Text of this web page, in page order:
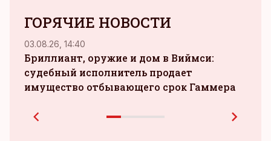
ГОРЯЧИЕ НОВОСТИ
03.08.26, 14:40
Бриллиант, оружие и дом в Виймси:
судебный исполнитель продает
имущество отбывающего срок Гаммера